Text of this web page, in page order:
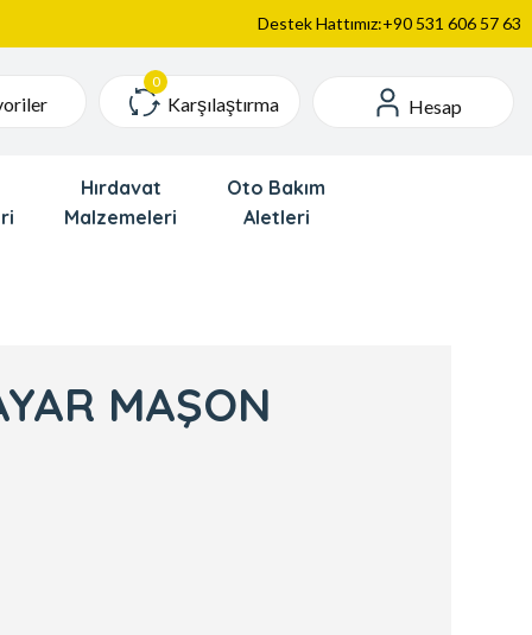
Destek Hattımız:+90 531 606 57 63
Karşılaştırma Hesap
Hırdavat
Malzemeleri
Oto Bakım
Aletleri
MAŞON